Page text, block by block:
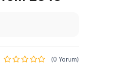
(0 Yorum)